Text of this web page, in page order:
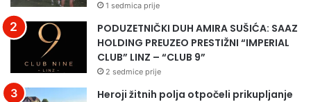
1 sedmica prije
PODUZETNIČKI DUH AMIRA SUŠIĆA: SAAZ
HOLDING PREUZEO PRESTIŽNI “IMPERIAL
CLUB” LINZ – “CLUB 9”
2 sedmice prije
Heroji žitnih polja otpočeli prikupljanje